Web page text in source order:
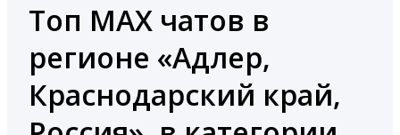
Топ MAX чатов в
регионе «Адлер,
Краснодарский край,